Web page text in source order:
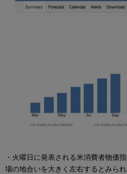
・火曜日に発表される米消費者物価
場の地合いを大きく左右するとみら